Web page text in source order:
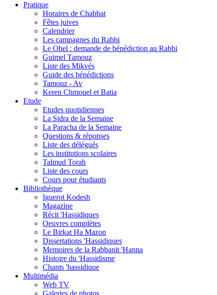
Pratique
Horaires de Chabbat
Fêtes juives
Calendrier
Les campagnes du Rabbi
Le Ohel : demande de bénédiction au Rabbi
Guimel Tamouz
Liste des Mikvés
Guide des bénédictions
Tamouz - Av
Keren Chmouel et Batia
Etude
Etudes quotidiennes
La Sidra de la Semaine
La Paracha de la Semaine
Questions & réponses
Liste des délégués
Les institutions scolaires
Talmud Torah
Liste des cours
Cours pour étudiants
Bibliothèque
Iguerot Kodesh
Magazine
Récit 'Hassidiques
Oeuvres complètes
Le Birkat Ha Mazon
Dissertations 'Hassidiques
Memoires de la Rabbanit 'Hanna
Histoire du 'Hassidisme
Chants 'hassidique
Multimédia
Web TV